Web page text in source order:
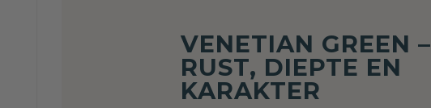
VENETIAN GREEN –
RUST, DIEPTE EN
KARAKTER